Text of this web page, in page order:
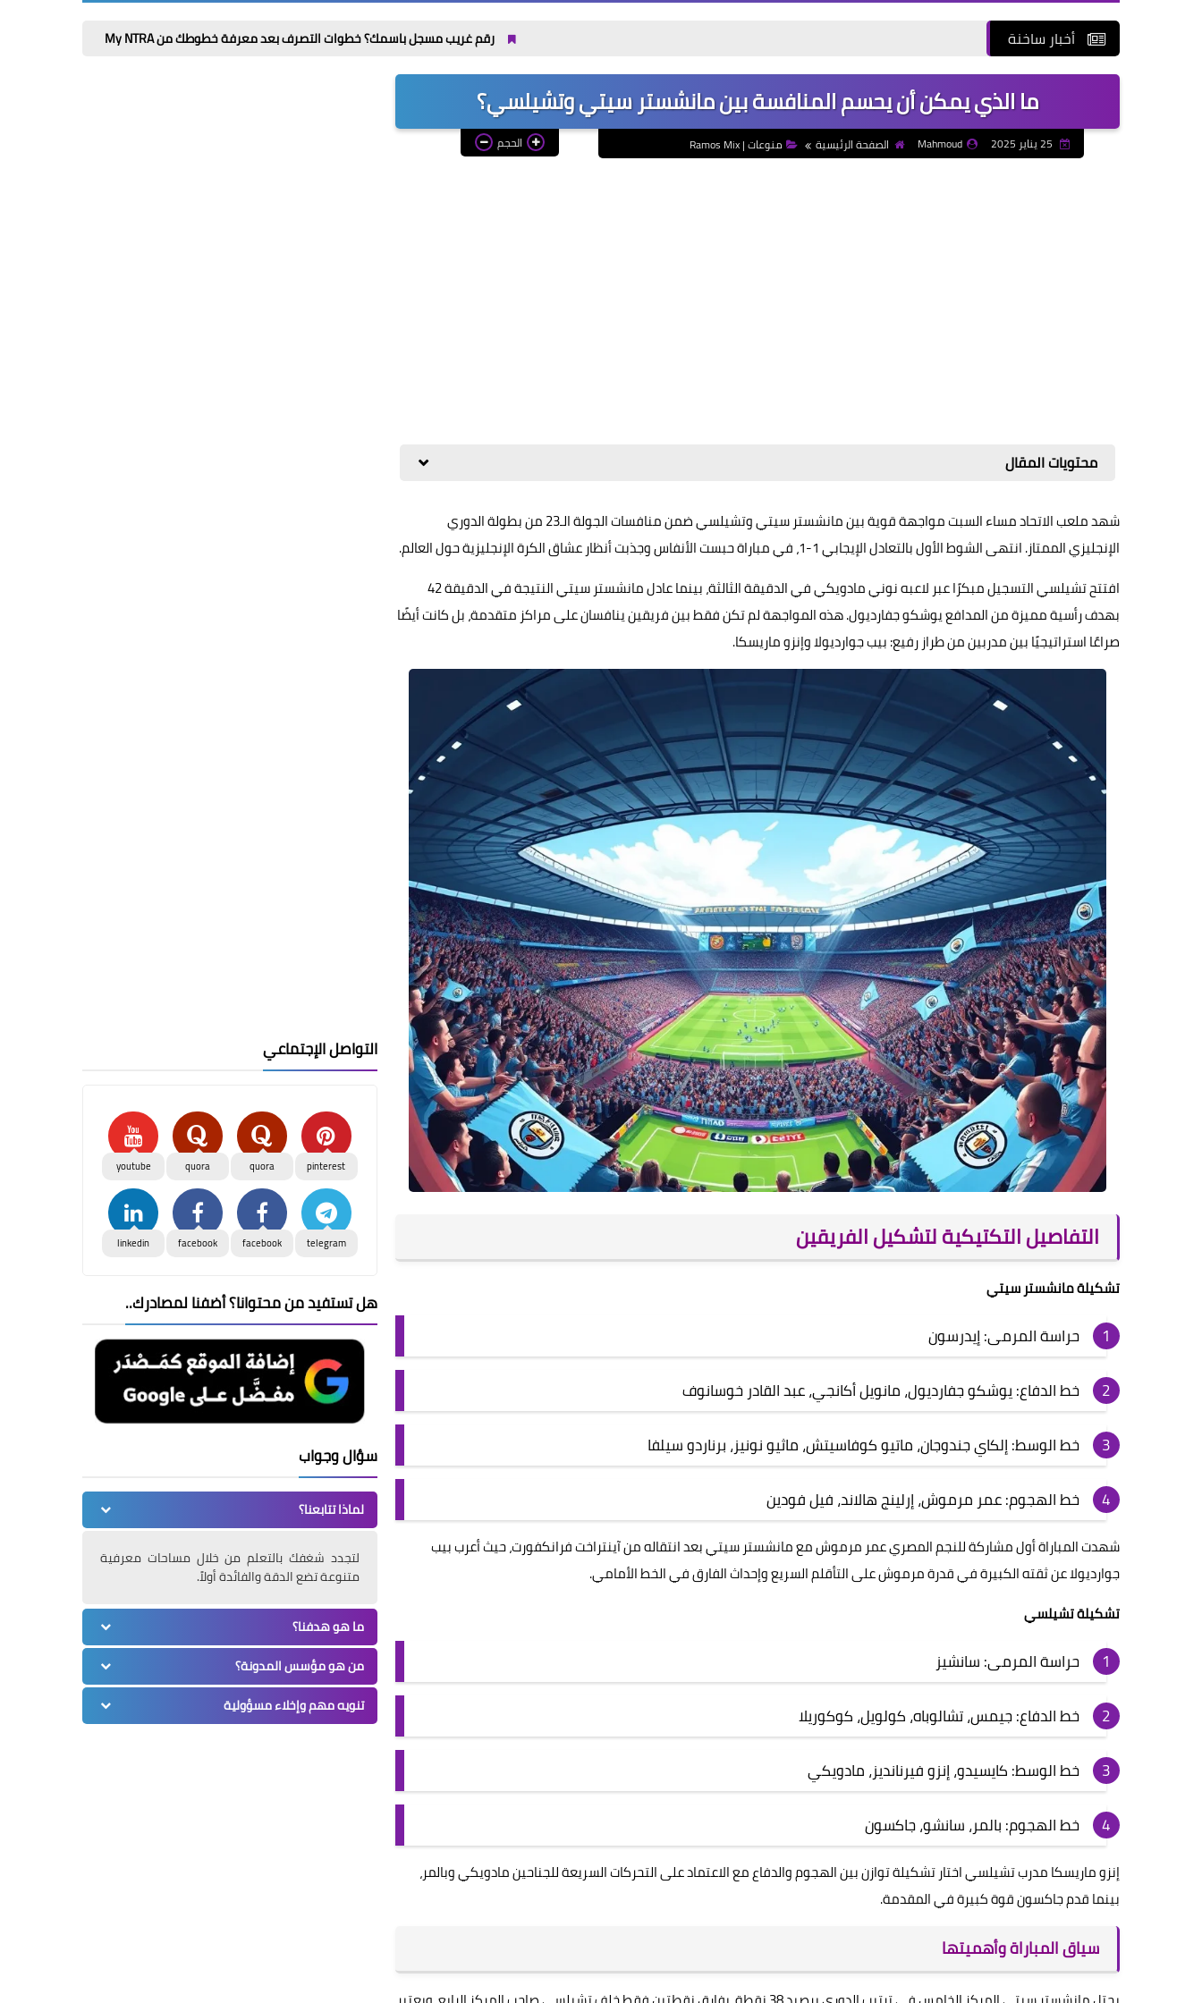
أخبار ساخنة رقم غريب مسجل باسمك؟ خطوات التصرف بعد معرفة خطوطك من My NTRA مكملات لاعبي كرة القدم: 7 اختيارات تدعم الطاقة والتعافي قبل وبعد
ما الذي يمكن أن يحسم المنافسة بين مانشستر سيتي وتشيلسي؟
Mahmoud الصفحة الرئيسية منوعات | Ramos Mix الحجم
محتويات المقال
شهد ملعب الاتحاد مساء السبت مواجهة قوية بين مانشستر سيتي وتشيلسي ضمن منافسات الجولة الـ23 من بطولة الدوري
الإنجليزي الممتاز. انتهى الشوط الأول بالتعادل الإيجابي 1-1، في مباراة حبست الأنفاس وجذبت أنظار عشاق الكرة الإنجليزية حول العالم.
افتتح تشيلسي التسجيل مبكرًا عبر لاعبه نوني مادويكي في الدقيقة الثالثة، بينما عادل مانشستر سيتي النتيجة في الدقيقة 42
بهدف رأسية مميزة من المدافع يوشكو جفارديول. هذه المواجهة لم تكن فقط بين فريقين ينافسان على مراكز متقدمة، بل كانت أيضًا
صراعًا استراتيجيًا بين مدربين من طراز رفيع: بيب جوارديولا وإنزو ماريسكا.
التفاصيل التكتيكية لتشكيل الفريقين
تشكيلة مانشستر سيتي
حراسة المرمى: إيدرسون
خط الدفاع: يوشكو جفارديول، مانويل أكانجي، عبد القادر خوسانوف
خط الوسط: إلكاي جندوجان، ماتيو كوفاسيتش، ماثيو نونيز، برناردو سيلفا
خط الهجوم: عمر مرموش، إرلينج هالاند، فيل فودين
شهدت المباراة أول مشاركة للنجم المصري عمر مرموش مع مانشستر سيتي بعد انتقاله من آينتراخت فرانكفورت، حيث أعرب بيب
جوارديولا عن ثقته الكبيرة في قدرة مرموش على التأقلم السريع وإحداث الفارق في الخط الأمامي.
تشكيلة تشيلسي
حراسة المرمى: سانشيز
خط الدفاع: جيمس، تشالوباه، كولويل، كوكوريلا
خط الوسط: كايسيدو، إنزو فيرنانديز، مادويكي
خط الهجوم: بالمر، سانشو، جاكسون
إنزو ماريسكا مدرب تشيلسي اختار تشكيلة توازن بين الهجوم والدفاع مع الاعتماد على التحركات السريعة للجناحين مادويكي وبالمر،
بينما قدم جاكسون قوة كبيرة في المقدمة.
سياق المباراة وأهميتها
التواصل الإجتماعي
pinterest
quora
quora
youtube
telegram
facebook
facebook
linkedin
هل تستفيد من محتوانا؟ أضفنا لمصادرك..
سؤال وجواب
لماذا تتابعنا؟
لتجدد شغفك بالتعلم من خلال مساحات معرفية
متنوعة تضع الدقة والفائدة أولاً.
ما هو هدفنا؟
من هو مؤسس المدونة؟
تنويه مهم وإخلاء مسؤولية